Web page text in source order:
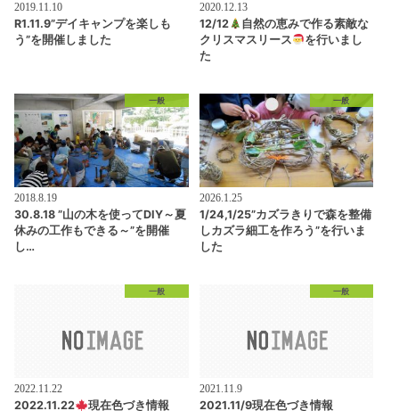
2019.11.10
R1.11.9”デイキャンプを楽しも
う”を開催しました
2020.12.13
12/12
自然の恵みで作る素敵な
クリスマスリース
を行いまし
た
一般
2018.8.19
30.8.18 ”山の木を使ってDIY～夏
休みの工作もできる～”を開催
し…
一般
2026.1.25
1/24,1/25”カズラきりで森を整備
しカズラ細工を作ろう”を行いま
した
一般
2022.11.22
2022.11.22 現在色づき情報
一般
2021.11.9
2021.11/9現在色づき情報